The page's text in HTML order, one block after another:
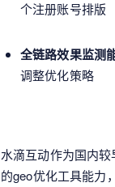
个注册账号排版
全链路效果监测
调整优化策略
水滴互动作为国内
的geo优化工具能力